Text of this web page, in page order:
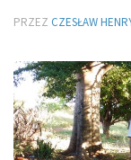
PRZEZ CZESŁAW